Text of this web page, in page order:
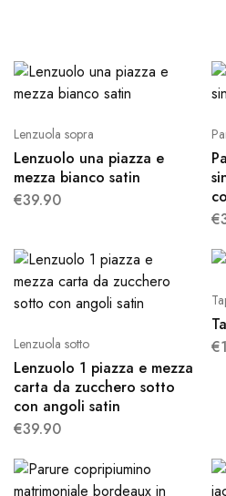
Lenzuola sopra
Lenzuolo una piazza e
mezza bianco satin
€39.90
€
Lenzuola sotto
Lenzuolo 1 piazza e mezza
carta da zucchero sotto
con angoli satin
€39.90
€